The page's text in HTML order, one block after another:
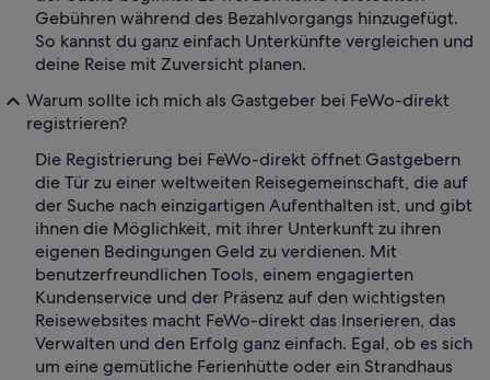
Gebühren während des Bezahlvorgangs hinzugefügt.
So kannst du ganz einfach Unterkünfte vergleichen und
deine Reise mit Zuversicht planen.
Warum sollte ich mich als Gastgeber bei FeWo-direkt
registrieren?
Die Registrierung bei FeWo-direkt öffnet Gastgebern
die Tür zu einer weltweiten Reisegemeinschaft, die auf
der Suche nach einzigartigen Aufenthalten ist, und gibt
ihnen die Möglichkeit, mit ihrer Unterkunft zu ihren
eigenen Bedingungen Geld zu verdienen. Mit
benutzerfreundlichen Tools, einem engagierten
Kundenservice und der Präsenz auf den wichtigsten
Reisewebsites macht FeWo-direkt das Inserieren, das
Verwalten und den Erfolg ganz einfach. Egal, ob es sich
um eine gemütliche Ferienhütte oder ein Strandhaus